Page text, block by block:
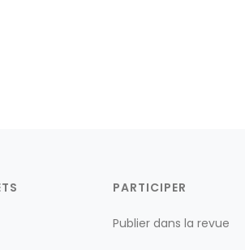
PARTICIPER
Publier dans la revue